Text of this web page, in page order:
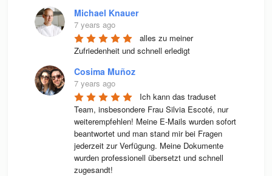
Michael Knauer
7 years ago
alles zu meiner
Zufriedenheit und schnell erledigt
Cosima Muñoz
7 years ago
Ich kann das traduset
Team, insbesondere Frau Silvia Escoté, nur
weiterempfehlen! Meine E-Mails wurden sofort
beantwortet und man stand mir bei Fragen
jederzeit zur Verfügung. Meine Dokumente
wurden professionell übersetzt und schnell
zugesandt!